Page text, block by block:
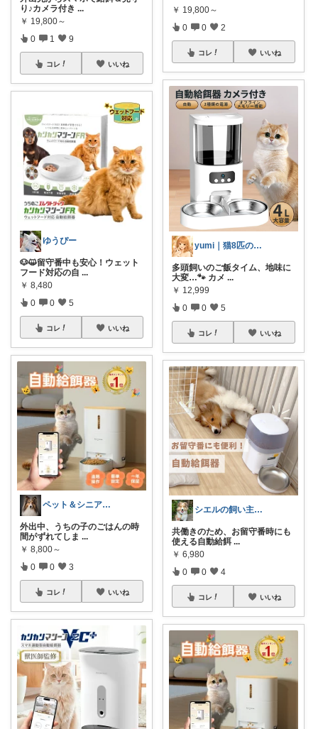
り♪カメラ付き ...
￥ 19,800～
0 1 9
コレ いいね
ゆうぴー
🐶😺留守番中も安心！ウェット
フード対応の自 ...
￥ 8,480
0 0 5
コレ いいね
ペット＆シニア暮らしのお助け店
外出中、うちの子のごはんの時
間がずれてしま ...
￥ 8,800～
0 0 3
コレ いいね
￥ 19,800～
0 0 2
コレ いいね
yumi｜猫8匹の暮らしと便利品
多頭飼いのご飯タイム、地味に
大変…🐾 カメ ...
￥ 12,999
0 0 5
コレ いいね
シエルの飼い主⋆˖シェルティ1歳˖⋆
共働きのため、お留守番時にも
使える自動給餌 ...
￥ 6,980
0 0 4
コレ いいね